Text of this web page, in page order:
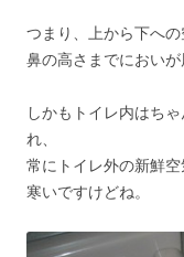
つまり、上から下への
鼻の高さまでにおいが
しかもトイレ内はち
れ、
常にトイレ外の新鮮
寒いですけどね。